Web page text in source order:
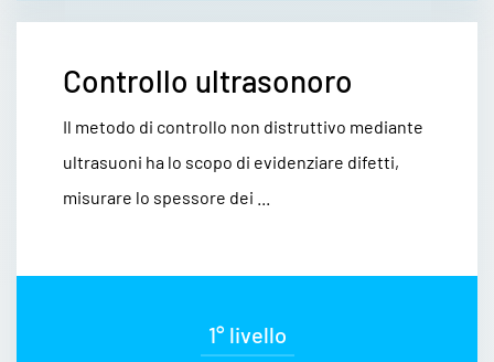
Controllo ultrasonoro
Il metodo di controllo non distruttivo mediante
ultrasuoni ha lo scopo di evidenziare difetti,
misurare lo spessore dei ...
1° livello